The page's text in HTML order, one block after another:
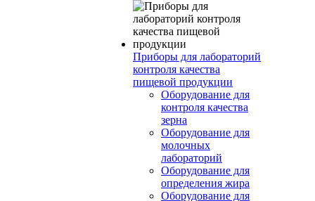
Приборы для лабораторий
контроля качества
пищевой продукции
Оборудование для
контроля качества
зерна
Оборудование для
молочных
лабораторий
Оборудование для
определения жира
Оборудование для